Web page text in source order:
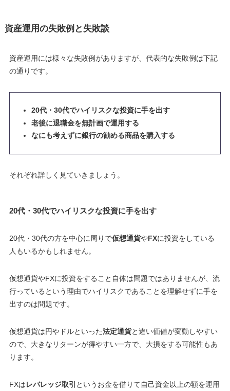
資産運用の失敗例と失敗談
資産運用には様々な失敗例がありますが、代表的な失敗例は下記
の通りです。
20代・30代でハイリスクな投資に手を出す
老後に退職金を無計画で運用する
なにも考えずに銀行の勧める商品を購入する
それぞれ詳しく見ていきましょう。
20代・30代でハイリスクな投資に手を出す
20代・30代の方を中心に周りで仮想通貨やFXに投資をしている
人もいるかもしれません。
仮想通貨やFXに投資をすること自体は問題ではありませんが、 流
行っているという理由でハイリスクであることを理解せずに手を
出すのは問題です。
仮想通貨は円やドルといった法定通貨と違い価値が変動しやすい
ので、 大きなリターンが得やすい一方で、大損をする可能性もあ
ります。
FXはレバレッジ取引 というお金を借りて自己資金以上の額を運用